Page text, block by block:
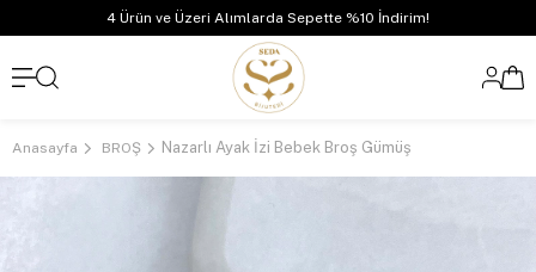
4 Ürün ve Üzeri Alımlarda Sepette %10 İndirim!
Anasayfa BROŞ Nazarlı Ayak İzi Bebek Broş Gümüş